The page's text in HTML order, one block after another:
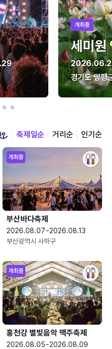
개최중
세미원
경기도 양평
축제일순 거리순 인기순
개최중
부산바다축제
2026.08.07~2026.08.13
부산광역시 사하구
개최중
홍천강 별빛음악 맥주축제
2026.08.05~2026.08.09